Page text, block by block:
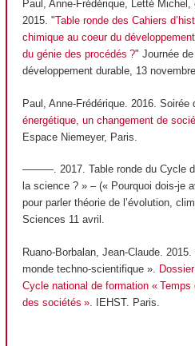
Paul, Anne-Frédérique, Letté
2015. "Table ronde des Cahiers
chimique au coeur du
du génie des procédés ?" Journée
développement durable, 13
Paul, Anne-Frédérique. 2016. Soirée
énergétique, un changement de
Espace Niemeyer, Paris.
———. 2017. Table ronde du Cycle
la science ? » – (« Pourquoi dois-je
pour parler théorie de l’évolution,
Sciences 11 avril.
Ruano-Borbalan, Jean-Claude.
monde techno-scientifique ».
Cycle national de formation «
des sociétés » . IEHST. Paris.